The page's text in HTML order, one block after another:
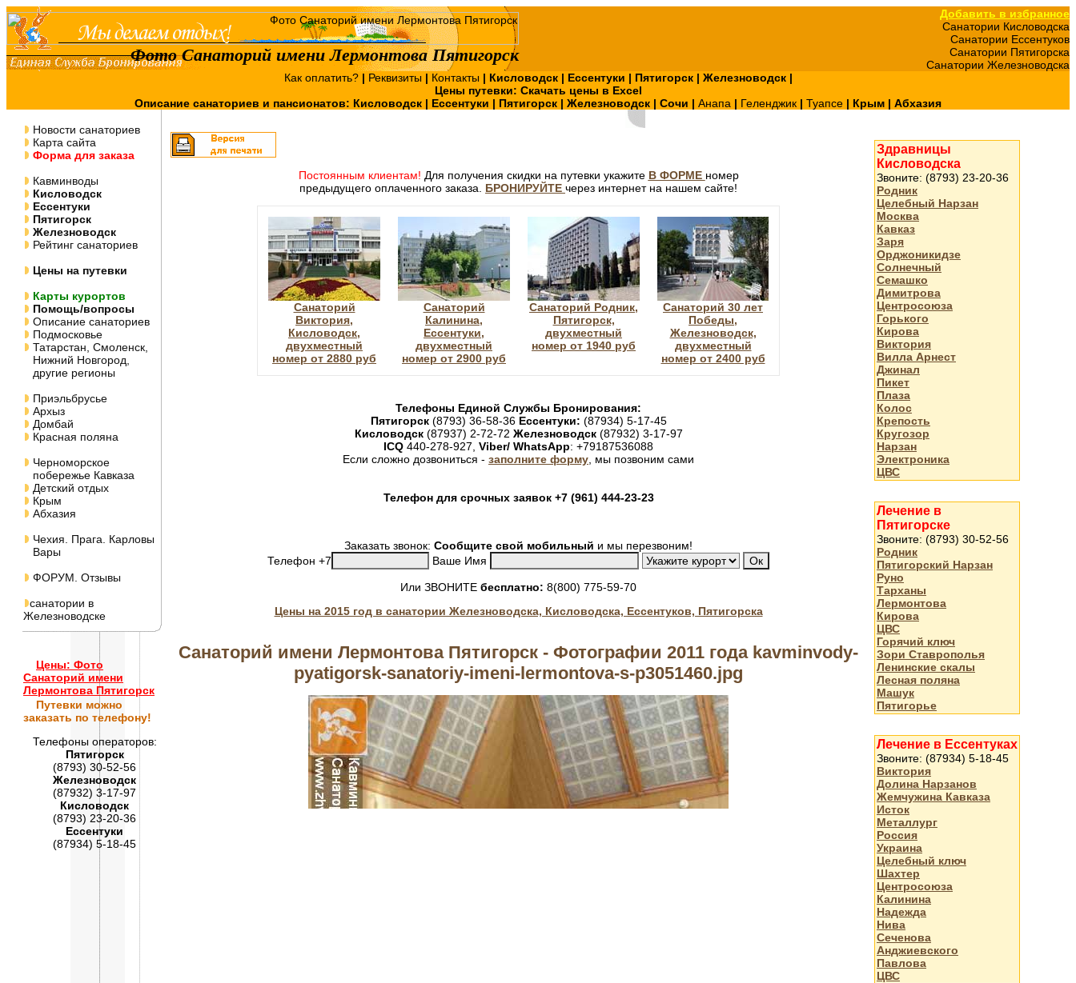
Фото Санаторий имени Лермонтова Пятигорск
Добавить в избранное
Санатории Кисловодска
Санатории Ессентуков
Санатории Пятигорска
Санатории Железноводска
Как оплатить? | Реквизиты | Контакты | Кисловодск| Ессентуки | Пятигорск| Железноводск|
Цены путевки: Скачать цены в Excel
Описание санаториев и пансионатов: Кисловодск | Ессентуки | Пятигорск | Железноводск | Сочи | Анапа | Геленджик | Туапсе | Крым | Абхазия
Новости санаториев
Карта сайта
Форма для заказа
Кавминводы
Кисловодск
Ессентуки
Пятигорск
Железноводск
Рейтинг санаториев
Цены на путевки
Карты курортов
Помощь/вопросы
Описание санаториев
Подмосковье
Татарстан, Смоленск,
Нижний Новгород,
другие регионы
Приэльбрусье
Архыз
Домбай
Красная поляна
Черноморское
побережье Кавказа
Детский отдых
Крым
Абхазия
Чехия. Прага. Карловы
Вары
ФОРУМ. Отзывы
санатории в
Железноводске
Цены: Фото
Санаторий имени
Лермонтова Пятигорск
Путевки можно
заказать по телефону!
Телефоны операторов:
Пятигорск
(8793) 30-52-56
Железноводск
(87932) 3-17-97
Кисловодск
(8793) 23-20-36
Ессентуки
(87934) 5-18-45
Постоянным клиентам! Для получения скидки на путевки укажите В ФОРМЕ номер
предыдущего оплаченного заказа. БРОНИРУЙТЕ через интернет на нашем сайте!
Санаторий
Виктория,
Кисловодск,
двухместный
номер от 2880 руб
Санаторий
Калинина,
Ессентуки,
двухместный
номер от 2900 руб
Санаторий Родник,
Пятигорск,
двухместный
номер от 1940 руб
Санаторий 30 лет
Победы,
Железноводск,
двухместный
номер от 2400 руб
Телефоны Единой Службы Бронирования:
Пятигорск(8793) 36-58-36 Ессентуки: (87934) 5-17-45
Кисловодск(87937) 2-72-72 Железноводск(87932) 3-17-97
ICQ 440-278-927, Viber/ WhatsApp: +79187536088
Если сложно дозвониться - заполните форму , мы позвоним сами
Телефон для срочных заявок +7 (961) 444-23-23
Заказать звонок: Сообщите свой мобильный и мы перезвоним!
Телефон +7
Ваше Имя
Или ЗВОНИТЕ бесплатно: 8(800) 775-59-70
Цены на 2015 год в санатории Железноводска, Кисловодска, Ессентуков, Пятигорска
Санаторий имени Лермонтова Пятигорск - Фотографии 2011 года kavminvody-
pyatigorsk-sanatoriy-imeni-lermontova-s-p3051460.jpg
Здравницы
Кисловодска
Звоните: (8793) 23-20-36
Родник
Целебный Нарзан
Москва
Кавказ
Заря
Орджоникидзе
Солнечный
Семашко
Димитрова
Центросоюза
Горького
Кирова
Виктория
Вилла Арнест
Джинал
Пикет
Плаза
Колос
Крепость
Кругозор
Нарзан
Электроника
ЦВС
Лечение в
Пятигорске
Звоните: (8793) 30-52-56
Родник
Пятигорский Нарзан
Руно
Тарханы
Лермонтова
Кирова
ЦВС
Горячий ключ
Зори Ставрополья
Ленинские скалы
Лесная поляна
Машук
Пятигорье
Лечение в Ессентуках
Звоните: (87934) 5-18-45
Виктория
Долина Нарзанов
Жемчужина Кавказа
Исток
Металлург
Россия
Украина
Целебный ключ
Шахтер
Центросоюза
Калинина
Надежда
Нива
Сеченова
Анджиевского
Павлова
ЦВС